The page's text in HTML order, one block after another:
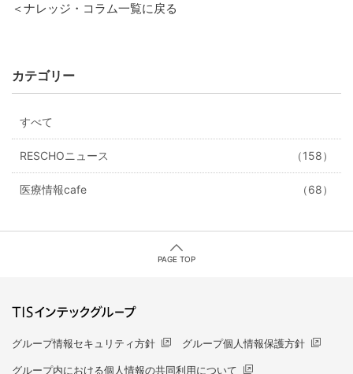
＜ナレッジ・コラム一覧に戻る
カテゴリー
すべて
RESCHOニュース （158）
医療情報cafe （68）
PAGE TOP
グループ情報セキュリティ方針 グループ個人情報保護方針
グループ内における個人情報の共同利用について